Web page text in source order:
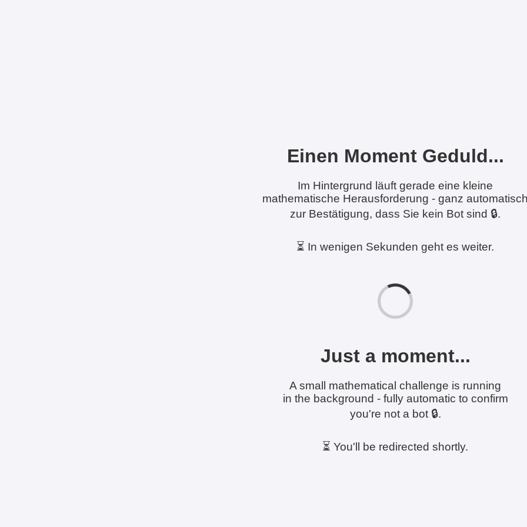
Einen Moment Geduld...
Im Hintergrund läuft gerade eine kleine
mathematische Herausforderung - ganz
zur Bestätigung, dass Sie kein Bot sind 🔒.
⏳ In wenigen Sekunden geht es weiter.
Just a moment...
A small mathematical challenge is running
in the background - fully automatic to confirm
you're not a bot 🔒.
⏳ You'll be redirected shortly.